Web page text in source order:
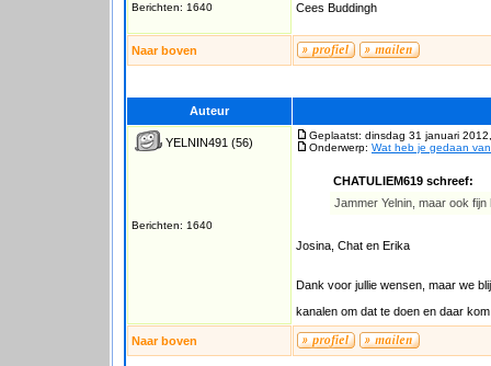
Berichten: 1640 Cees Buddingh
Naar boven
Auteur
YELNIN491 (56)
Berichten: 1640
Geplaatst: dinsdag 31 januari
Onderwerp: Wat heb je gedaan
CHATULIEM619 schreef:
Jammer Yelnin, maar ook
Josina, Chat en Erika
Dank voor jullie wensen, maar we
kanalen om dat te doen en daar
Naar boven